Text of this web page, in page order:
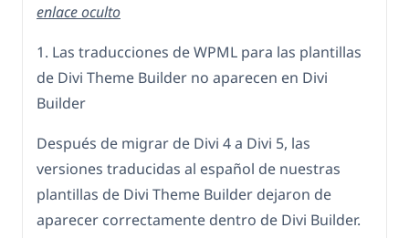
enlace oculto
1. Las traducciones de WPML para las plantillas
de Divi Theme Builder no aparecen en Divi
Builder
Después de migrar de Divi 4 a Divi 5, las
versiones traducidas al español de nuestras
plantillas de Divi Theme Builder dejaron de
aparecer correctamente dentro de Divi Builder.